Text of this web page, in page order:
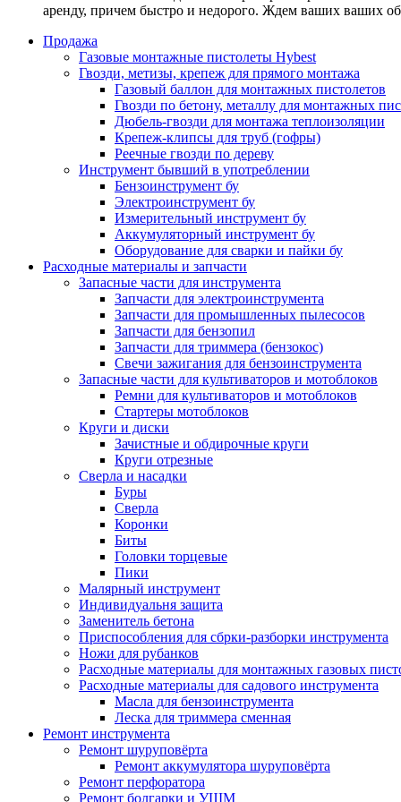
аренду, причем быстро и недорого. Ждем ваших ваших
Продажа
Газовые монтажные пистолеты Hybest
Гвозди, метизы, крепеж для прямого монтажа
Газовый баллон для монтажных пистолетов
Гвозди по бетону, металлу для монтажных
Дюбель-гвозди для монтажа теплоизоляции
Крепеж-клипсы для труб (гофры)
Реечные гвозди по дереву
Инструмент бывший в употреблении
Бензоинструмент бу
Электроинструмент бу
Измерительный инструмент бу
Аккумуляторный инструмент бу
Оборудование для сварки и пайки бу
Расходные материалы и запчасти
Запасные части для инструмента
Запчасти для электроинструмента
Запчасти для промышленных пылесосов
Запчасти для бензопил
Запчасти для триммера (бензокос)
Свечи зажигания для бензоинструмента
Запасные части для культиваторов и мотоблоков
Ремни для культиваторов и мотоблоков
Стартеры мотоблоков
Круги и диски
Зачистные и обдирочные круги
Круги отрезные
Сверла и насадки
Буры
Сверла
Коронки
Биты
Головки торцевые
Пики
Малярный инструмент
Индивидуальня защита
Заменитель бетона
Приспособления для сбрки-разборки инструмента
Ножи для рубанков
Расходные материалы для монтажных газовых
Расходные материалы для садового инструмента
Масла для бензоинструмента
Леска для триммера сменная
Ремонт инструмента
Ремонт шуруповёрта
Ремонт аккумулятора шуруповёрта
Ремонт перфоратора
Ремонт болгарки и УШМ